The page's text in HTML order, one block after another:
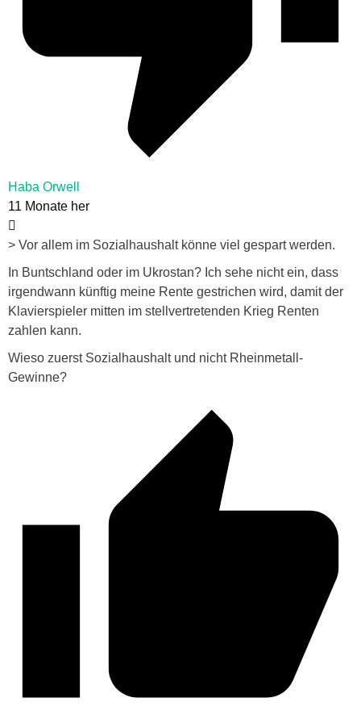
Haba Orwell
11 Monate her
> Vor allem im Sozialhaushalt könne viel gespart werden.
In Buntschland oder im Ukrostan? Ich sehe nicht ein, dass
irgendwann künftig meine Rente gestrichen wird, damit der
Klavierspieler mitten im stellvertretenden Krieg Renten
zahlen kann.
Wieso zuerst Sozialhaushalt und nicht Rheinmetall-
Gewinne?